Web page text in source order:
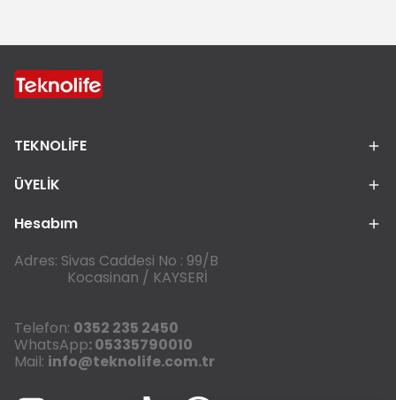
TEKNOLİFE
ÜYELİK
Hesabım
Adres: Sivas Caddesi No : 99/B
Kocasinan / KAYSERİ
Telefon: 0352 235 2450
WhatsApp: 05335790010
Mail: info@teknolife.com.tr